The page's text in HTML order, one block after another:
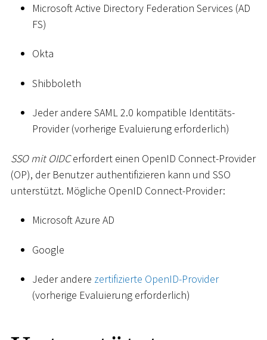
Microsoft Active Directory Federation Services (AD
FS)
Okta
Shibboleth
Jeder andere SAML 2.0 kompatible Identitäts-
Provider (vorherige Evaluierung erforderlich)
SSO mit OIDCerfordert einen OpenID Connect-Provider
(OP), der Benutzer authentifizieren kann und SSO
unterstützt. Mögliche OpenID Connect-Provider:
Microsoft Azure AD
Google
Jeder andere zertifizierte OpenID-Provider
(vorherige Evaluierung erforderlich)